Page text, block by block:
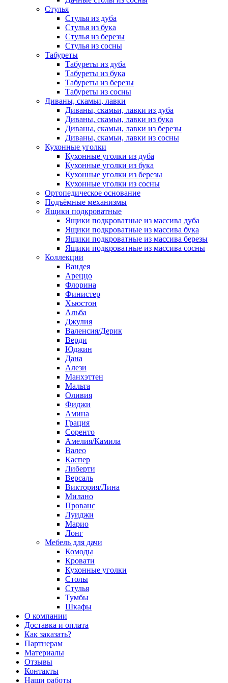
Стулья
Стулья из дуба
Стулья из бука
Стулья из березы
Стулья из сосны
Табуреты
Табуреты из дуба
Табуреты из бука
Табуреты из березы
Табуреты из сосны
Диваны, скамьи, лавки
Диваны, скамьи, лавки из дуба
Диваны, скамьи, лавки из бука
Диваны, скамьи, лавки из березы
Диваны, скамьи, лавки из сосны
Кухонные уголки
Кухонные уголки из дуба
Кухонные уголки из бука
Кухонные уголки из березы
Кухонные уголки из сосны
Ортопедическое основание
Подъёмные механизмы
Ящики подкроватные
Ящики подкроватные из массива дуба
Ящики подкроватные из массива бука
Ящики подкроватные из массива березы
Ящики подкроватные из массива сосны
Коллекции
Вандея
Ареццо
Флорина
Финистер
Хьюстон
Альба
Джулия
Валенсия/Дерик
Верди
Юджин
Дана
Алези
Манхэттен
Мальта
Оливия
Фиджи
Амина
Грация
Соренто
Амелия/Камила
Валео
Каспер
Либерти
Версаль
Виктория/Лина
Милано
Прованс
Луиджи
Марио
Лонг
Мебель для дачи
Комоды
Кровати
Кухонные уголки
Столы
Стулья
Тумбы
Шкафы
О компании
Доставка и оплата
Как заказать?
Партнерам
Материалы
Отзывы
Контакты
Наши работы